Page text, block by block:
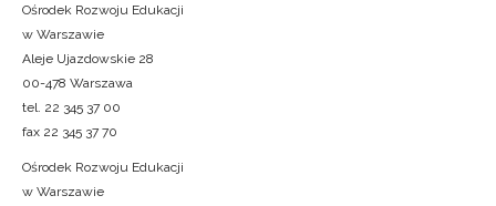
Ośrodek Rozwoju Edukacji
w Warszawie
Aleje Ujazdowskie 28
00-478 Warszawa
tel. 22 345 37 00
fax 22 345 37 70
Ośrodek Rozwoju Edukacji
w Warszawie